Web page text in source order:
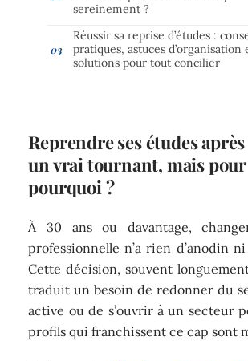
sereinement ?
Réussir sa reprise d’études :
pratiques, astuces d’organisation
solutions pour tout concilier
Reprendre ses études
un vrai tournant, mais
pourquoi ?
À 30 ans ou davantage,
professionnelle n’a rien d’anodin ni
Cette décision, souvent
traduit un besoin de redonner du
active ou de s’ouvrir à un secteur
profils qui franchissent ce cap sont